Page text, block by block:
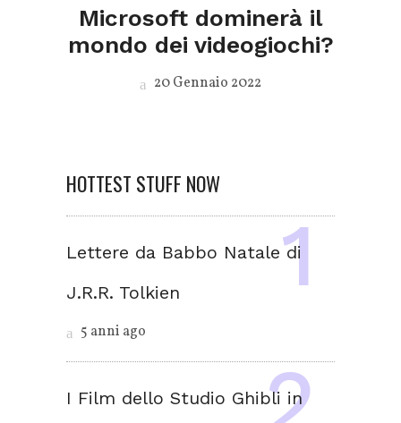
Microsoft dominerà il
mondo dei videogiochi?
20 Gennaio 2022
HOTTEST STUFF NOW
Lettere da Babbo Natale di
J.R.R. Tolkien
5 anni ago
I Film dello Studio Ghibli in